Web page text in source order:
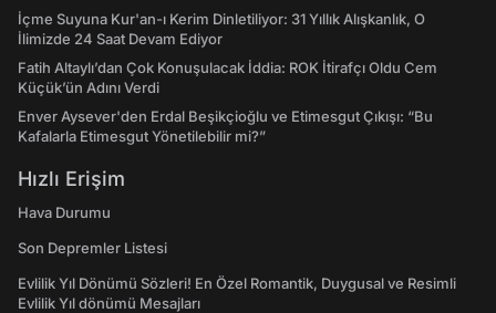
İçme Suyuna Kur'an-ı Kerim Dinletiliyor: 31 Yıllık Alışkanlık, O
İlimizde 24 Saat Devam Ediyor
Fatih Altaylı’dan Çok Konuşulacak İddia: ROK İtirafçı Oldu Cem
Küçük’ün Adını Verdi
Enver Aysever'den Erdal Beşikçioğlu ve Etimesgut Çıkışı: “Bu
Kafalarla Etimesgut Yönetilebilir mi?”
Hızlı Erişim
Hava Durumu
Son Depremler Listesi
Evlilik Yıl Dönümü Sözleri! En Özel Romantik, Duygusal ve Resimli
Evlilik Yıl dönümü Mesajları